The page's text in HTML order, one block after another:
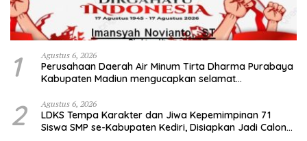
1 Agustus 6, 2026
Perusahaan Daerah Air Minum Tirta Dharma Purabaya
Kabupaten Madiun mengucapkan selamat
2 Agustus 6, 2026
LDKS Tempa Karakter dan Jiwa Kepemimpinan 71
Siswa SMP se-Kabupaten Kediri, Disiapkan Jadi Calon